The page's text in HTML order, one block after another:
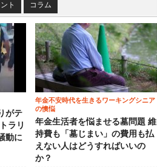
ト コラム
がテ
ラリ
動に
年金不安時代を生きるワーキングシニア
の懊悩
年金生活者を悩ませる墓問題 維
持費も「墓じまい」の費用も払
えない人はどうすればいいの
か？